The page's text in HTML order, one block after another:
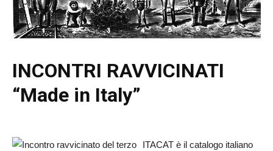
INCONTRI RAVVICINATI
“Made in Italy”
ITACAT è il catalogo italiano